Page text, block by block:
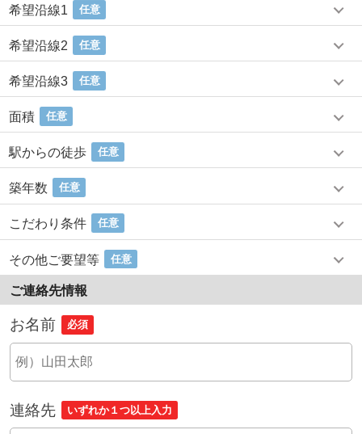
希望沿線1 任意
希望沿線2 任意
希望沿線3 任意
面積 任意
駅からの徒歩 任意
築年数 任意
こだわり条件 任意
その他ご要望等 任意
ご連絡先情報
お名前 必須
連絡先 いずれか１つ以上入力